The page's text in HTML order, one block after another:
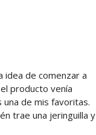
idea de comenzar a
producto venía
de mis favoritas.
trae una jeringuilla y